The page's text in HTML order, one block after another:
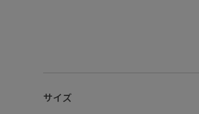
サイズ